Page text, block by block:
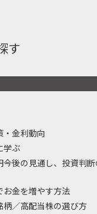
す
・金利動向
学ぶ
今後の見通し、投資判
お金を増やす方法
柄／高配当株の選び方